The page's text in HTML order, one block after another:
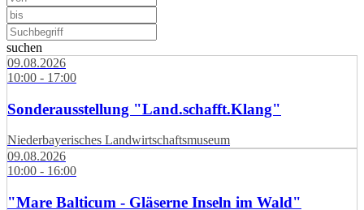
suchen
09.08.2026
10:00 - 17:00
Sonderausstellung "Land.schafft.Klang"
Niederbayerisches Landwirtschaftsmuseum
09.08.2026
10:00 - 16:00
"Mare Balticum - Gläserne Inseln im Wald"